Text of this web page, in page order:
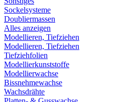
Sockelsysteme
Doubliermassen
Alles anzeigen
Modellieren, Tiefziehen
Modellieren, Tiefziehen
Tiefziehfolien
Modellierkunststoffe
Modellierwachse
Bissnehmewachse
Wachsdrähte